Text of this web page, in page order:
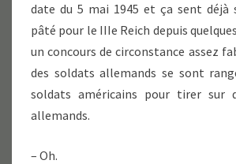
date du 5 mai 1945 et ça sent déjà
pâté pour le IIIe Reich depuis
un concours de circonstance assez
des soldats allemands se sont
soldats américains pour tirer sur
allemands.
– Oh.